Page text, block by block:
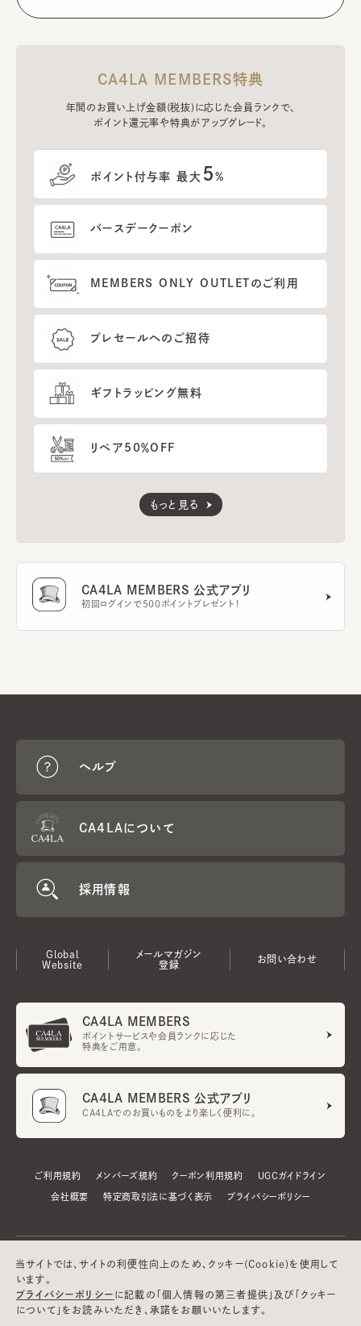
CA4LA MEMBERS特典
年間のお買い上げ金額(税抜)に応じた会員ランクで、
ポイント還元率や特典がアップグレード。
ポイント付与率 最大 5%
バースデークーポン
MEMBERS ONLY OUTLETのご利用
プレセールへのご招待
ギフトラッピング無料
リペア50％OFF
もっと見る
CA4LA MEMBERS 公式アプリ
初回ログインで500ポイントプレゼント！
ヘルプ
CA4LAについて
採用情報
Global
Website
メールマガジン
登録
お問い合わせ
CA4LA MEMBERS
ポイントサービスや会員ランクに応じた
特典をご用意。
CA4LA MEMBERS 公式アプリ
CA4LAでのお買いものをより楽しく便利に。
ご利用規約 メンバーズ規約 クーポン利用規約 UGCガイドライン
会社概要 特定商取引法に基づく表示 プライバシーポリシー
当サイトでは、サイトの利便性向上のため、クッキー(Cookie)を使用して
います。
プライバシーポリシー に記載の「個人情報の第三者提供」及び「クッキー
について」をお読みいただき、承諾をお願いいたします。